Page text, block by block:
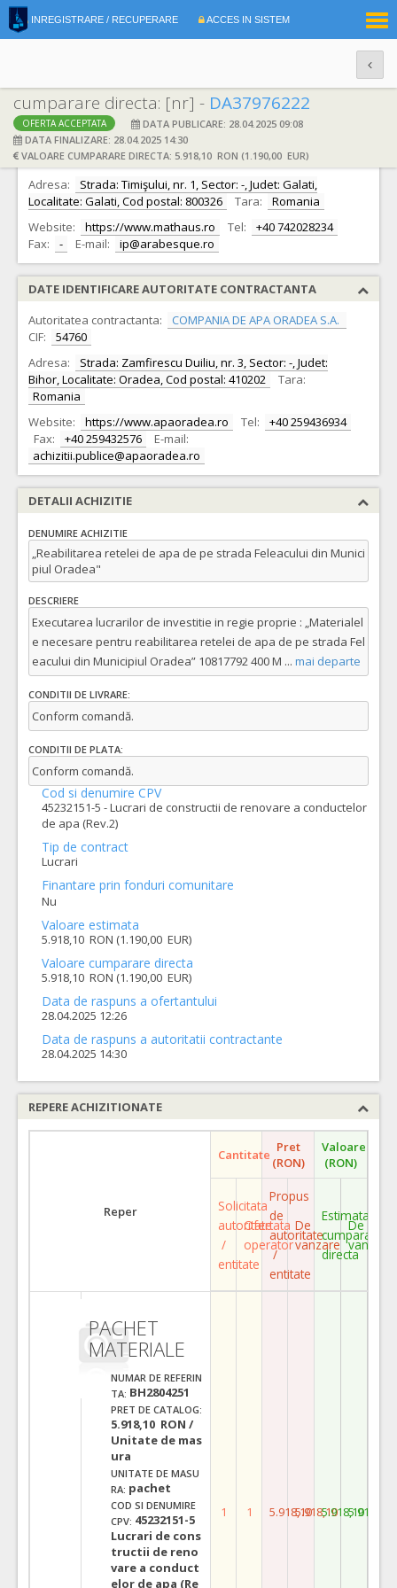
INREGISTRARE / RECUPERARE ACCES IN SISTEM
cumparare directa: [nr] - DA37976222
OFERTA ACCEPTATA
DATA PUBLICARE: 28.04.2025 09:08
DATA FINALIZARE: 28.04.2025 14:30
VALOARE CUMPARARE DIRECTA: 5.918,10 RON (1.190,00 EUR)
DATE IDENTIFICARE OFERTANT
Ofertant: S.C. ARABESQUE S.R.L. CIF: 5340801
Adresa:
Strada: Timişului, nr. 1, Sector: -, Judet: Galati,
Localitate: Galati, Cod postal: 800326
Tara:
Romania
Website:
https://www.mathaus.ro Tel:
+40 742028234
Fax:
- E-mail: ip@arabesque.ro
DATE IDENTIFICARE AUTORITATE CONTRACTANTA
Autoritatea contractanta:
COMPANIA DE APA ORADEA S.A.
CIF:
54760
Adresa:
Strada: Zamfirescu Duiliu, nr. 3, Sector: -, Judet:
Bihor, Localitate: Oradea, Cod postal: 410202
Tara:
Romania
Website:
https://www.apaoradea.ro Tel:
+40 259436934
Fax:
+40 259432576
E-mail:
achizitii.publice@apaoradea.ro
DETALII ACHIZITIE
DENUMIRE ACHIZITIE
„Reabilitarea retelei de apa de pe strada Feleacului din Munici
piul Oradea"
DESCRIERE
Executarea lucrarilor de investitie in regie proprie : „Materialel
e necesare pentru reabilitarea retelei de apa de pe strada Fel
eacului din Municipiul Oradea” 10817792 400 M ... mai departe
CONDITII DE LIVRARE:
Conform comandă.
CONDITII DE PLATA:
Conform comandă.
Cod si denumire CPV
45232151-5 - Lucrari de constructii de renovare a conductelor
de apa (Rev.2)
Tip de contract
Lucrari
Finantare prin fonduri comunitare
Nu
Valoare estimata
5.918,10 RON (1.190,00 EUR)
Valoare cumparare directa
5.918,10 RON (1.190,00 EUR)
Data de raspuns a ofertantului
28.04.2025 12:26
Data de raspuns a autoritatii contractante
28.04.2025 14:30
REPERE ACHIZITIONATE
Reper
Cantitate Pret
(RON)
Valoare
(RON)
Solicitata
autoritate
/
entitate
Ofertata
operator
Propus
de
autoritate
/
entitate
De
vanzare
Estimata
cumparare
directa
De
vanzare
PACHET
MATERIALE
NUMAR DE REFERIN
TA: BH2804251
PRET DE CATALOG:
5.918,10 RON /
Unitate de mas
ura
UNITATE DE MASU
RA: pachet
COD SI DENUMIRE
CPV: 45232151-5
Lucrari de cons
tructii de reno
vare a conduct
elor de apa (Re
1 1 5.918,105.918,105.918,105.918,10